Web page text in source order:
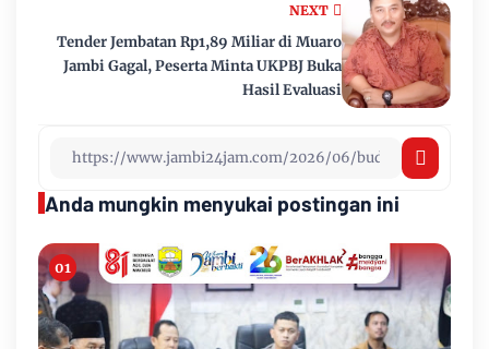
NEXT
Tender Jembatan Rp1,89 Miliar di Muaro
Jambi Gagal, Peserta Minta UKPBJ Buka
Hasil Evaluasi
Anda mungkin menyukai postingan ini